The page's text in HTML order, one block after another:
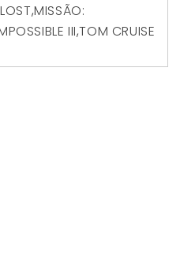
LOST,MISSÃO:
III,TOM CRUISE